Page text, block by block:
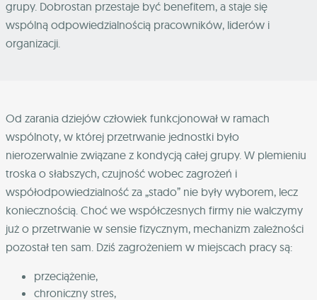
grupy. Dobrostan przestaje być benefitem, a staje się
wspólną odpowiedzialnością pracowników, liderów i
organizacji.
Od zarania dziejów człowiek funkcjonował w ramach
wspólnoty, w której przetrwanie jednostki było
nierozerwalnie związane z kondycją całej grupy. W plemieniu
troska o słabszych, czujność wobec zagrożeń i
współodpowiedzialność za „stado” nie były wyborem, lecz
koniecznością. Choć we współczesnych firmy nie walczymy
już o przetrwanie w sensie fizycznym, mechanizm zależności
pozostał ten sam. Dziś zagrożeniem w miejscach pracy są:
przeciążenie,
chroniczny stres,